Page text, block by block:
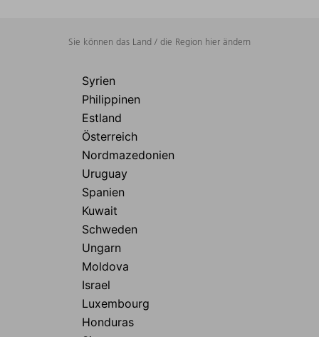
Sie können das Land / die Region hier ändern